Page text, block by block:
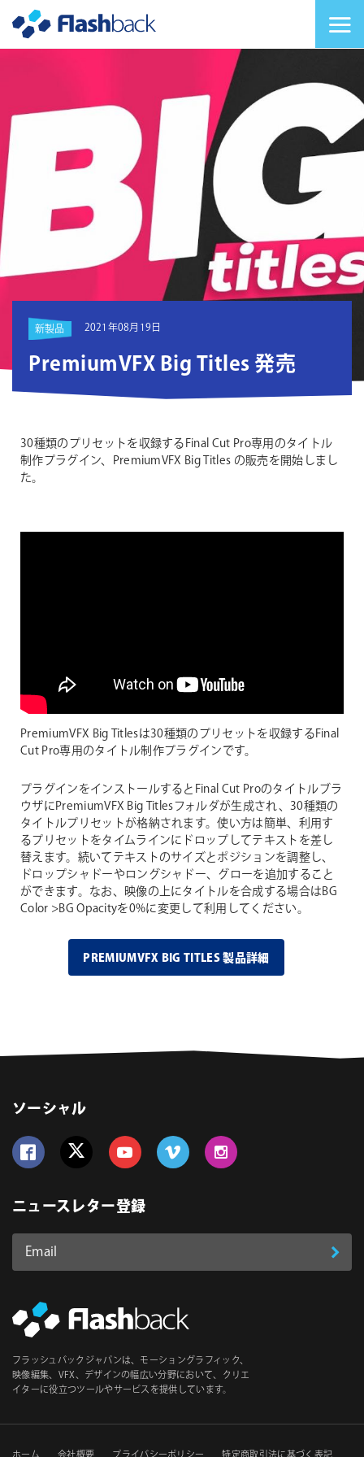
新製品 2021年08月19日
PremiumVFX Big Titles 発売
30種類のプリセットを収録するFinal Cut Pro専用のタイトル
制作プラグイン、PremiumVFX Big Titles の販売を開始しまし
た。
PremiumVFX Big Titlesは30種類のプリセットを収録するFinal
Cut Pro専用のタイトル制作プラグインです。
プラグインをインストールするとFinal Cut Proのタイトルブラ
ウザにPremiumVFX Big Titlesフォルダが生成され、30種類の
タイトルプリセットが格納されます。使い方は簡単、利用す
るプリセットをタイムラインにドロップしてテキストを差し
替えます。続いてテキストのサイズとポジションを調整し、
ドロップシャドーやロングシャドー、グローを追加すること
ができます。なお、映像の上にタイトルを合成する場合はBG
Color >BG Opacityを0%に変更して利用してください。
PREMIUMVFX BIG TITLES 製品詳細
ソーシャル
ニュースレター登録
Email
ス
必
須
登
フラッシュバックジャパンは、モーショングラフィック、
映像編集、VFX、デザインの幅広い分野において、クリエ
イターに役立つツールやサービスを提供しています。